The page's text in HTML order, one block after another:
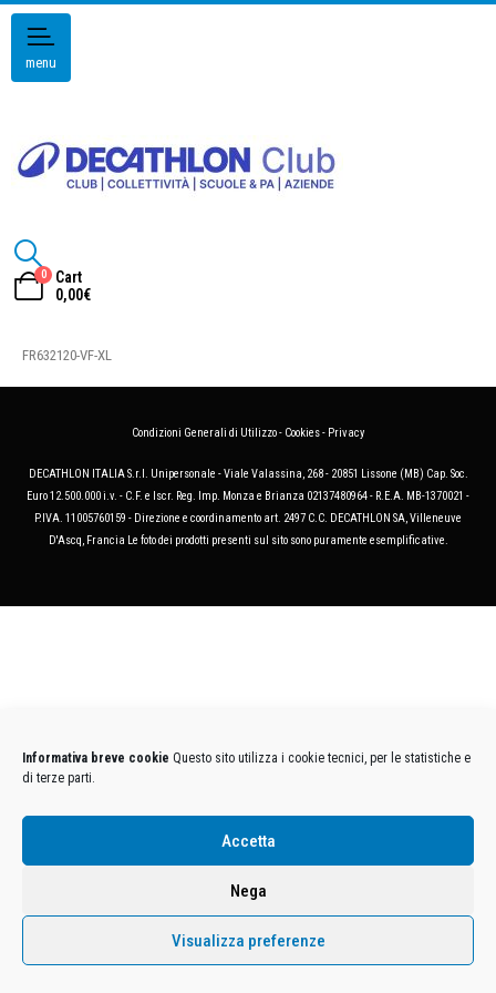
Informativa breve cookie Questo sito utilizza i cookie tecnici, per le statistiche e
di terze parti.
Accetta
Nega
Visualizza preferenze
menu
0
Cart
0,00€
FR632120-VF-XL
Condizioni Generali di Utilizzo- Cookies- Privacy
DECATHLON ITALIA S.r.l. Unipersonale - Viale Valassina, 268 - 20851 Lissone (MB) Cap. Soc.
Euro 12.500.000 i.v. - C.F. e Iscr. Reg. Imp. Monza e Brianza 02137480964 - R.E.A. MB-1370021 -
P.IVA. 11005760159 - Direzione e coordinamento art. 2497 C.C. DECATHLON SA, Villeneuve
D'Ascq, Francia Le foto dei prodotti presenti sul sito sono puramente esemplificative.